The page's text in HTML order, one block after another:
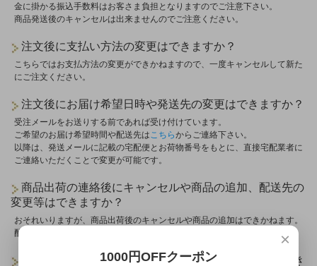
金に掛かる振込手数料はお客さま負担となりますのでご注意下さい。
商品発送後のキャンセルは出来ませんのでご注意ください。
注文後に支払い方法の変更はできますか？
こちらではお支払方法の変更ができかねますので、一度キャンセルして新た
にご注文ください。
注文後にお届け希望日時や発送先の変更はできますか？
受注メールをお送りする前であれば受け付けています。
ご希望のお届け希望時間や配送先は こちらからご連絡下さい。
以降は、発送メールに記載の宅配便とお荷物番号をもとに、直接宅配業者に
ご連絡いただくことで変更が可能です。
商品出荷の連絡後にキャンセルや商品の追加、配送先の
変更等はできますか？
おそれいりますが、商品出荷後のキャンセルや商品の追加はできかねます。
配送先の変更が生じましたら、当店まで
振込期限を過ぎてしまいましたが、まだ商品は購入でき
×
1000円OFFクーポン